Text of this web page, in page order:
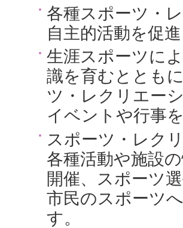
各種スポーツ・
自主的活動を促進
生涯スポーツに
識を育むととも
ツ・レクリエー
イベントや行事
スポーツ・レク
各種活動や施設
開催、スポーツ
市民のスポーツ
す。